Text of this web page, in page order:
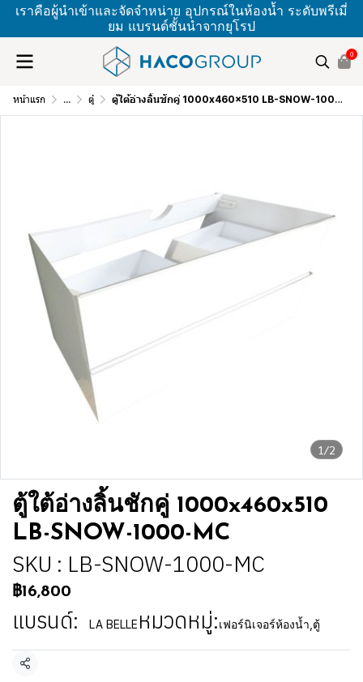
เราคือผู้นำเข้าและจัดจำหน่าย อุปกรณ์ในห้องน้ำ ระดับพรีเมี่
ยม แบรนด์ชั้นนำจากยุโรป
0
หน้าแรก ... ตู้ ตู้ใต้อ่างลิ้นชักคู่ 1000x460x510 LB-SNOW-1000-MC
1/2
ตู้ใต้อ่างลิ้นชักคู่ 1000x460x510
LB-SNOW-1000-MC
SKU : LB-SNOW-1000-MC
฿16,800
แบรนด์: LA BELLE หมวดหมู่:เฟอร์นิเจอร์ห้องน้ำ ตู้
แชร์